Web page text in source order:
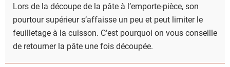
Lors de la découpe de la pâte à l’emporte-pièce, son
pourtour supérieur s’affaisse un peu et peut limiter le
feuilletage à la cuisson. C’est pourquoi on vous conseille
de retourner la pâte une fois découpée.